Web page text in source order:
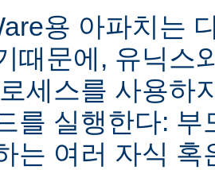
용 아파치는
때문에, 유닉스
세스를 사용하
를 실행한다: 부
는 여러 자식 혹